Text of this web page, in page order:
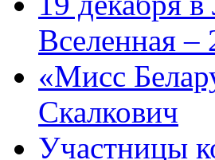
Вселенная –
«Мисс
Скалкович
Участницы